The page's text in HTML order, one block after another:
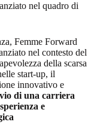
nel quadro di
Femme Forward
nel contesto del
della scarsa
start-up, il
innovativo e
di una carriera
e